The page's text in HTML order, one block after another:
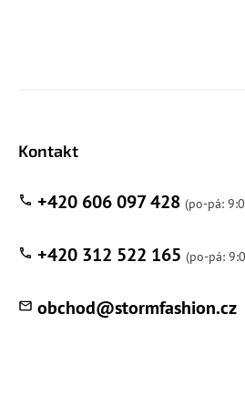
Kontakt
obchod@stormfashion.cz
+420 606 097 428
+420 312 522 165